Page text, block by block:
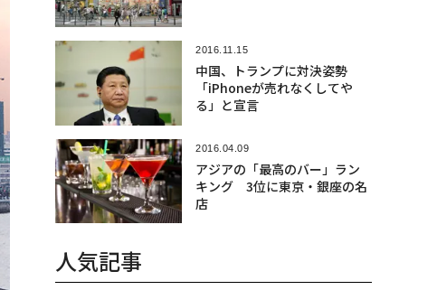
2016.11.15
中国、トランプに対決姿勢
「iPhoneが売れなくしてや
る」と宣言
2016.04.09
アジアの「最高のバー」ラン
キング 3位に東京・銀座の名
店
人気記事